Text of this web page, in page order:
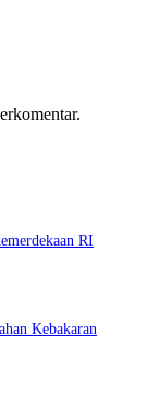
RI
Kebakaran